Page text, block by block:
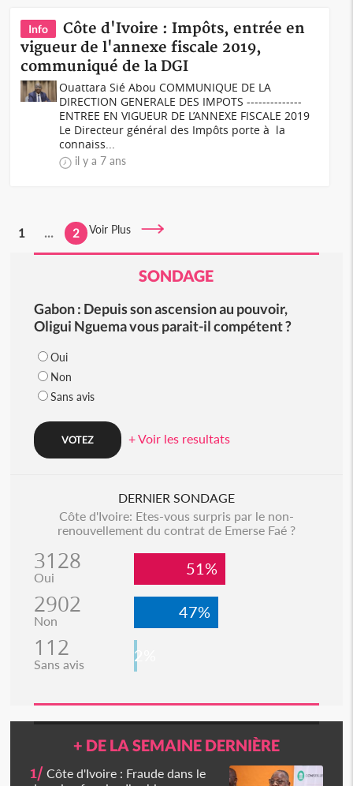
Info
Côte d'Ivoire : Impôts, entrée en
vigueur de l'annexe fiscale 2019,
communiqué de la DGI
Ouattara Sié Abou COMMUNIQUE DE LA
DIRECTION GENERALE DES IMPOTS --------------
ENTREE EN VIGUEUR DE L’ANNEXE FISCALE 2019
Le Directeur général des Impôts porte à la
connaiss...
il y a 7 ans
1 ... 2 Voir Plus
SONDAGE
Gabon : Depuis son ascension au pouvoir,
Oligui Nguema vous parait-il compétent ?
Oui
Non
Sans avis
+ Voir les resultats
DERNIER SONDAGE
Côte d'Ivoire: Etes-vous surpris par le non-
renouvellement du contrat de Emerse Faé ?
3128
Oui 51%
2902
Non 47%
112
Sans avis 2%
+ DE LA SEMAINE DERNIÈRE
1/ Côte d'Ivoire : Fraude dans le